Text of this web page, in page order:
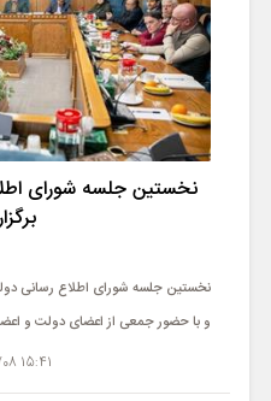
نخستین جلسه شورای
نخستین جلسه شورای اطلاع رسانی
و با حضور جمعی از اعضای دولت و
15:41 1403/11/08